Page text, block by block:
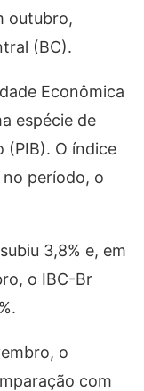
outubro,
(BC).
Econômica
espécie de
(PIB). O índice
período, o
3,8% e, em
o IBC-Br
o
com